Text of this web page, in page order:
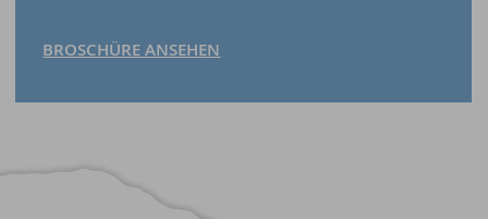
BROSCHÜRE ANSEHEN